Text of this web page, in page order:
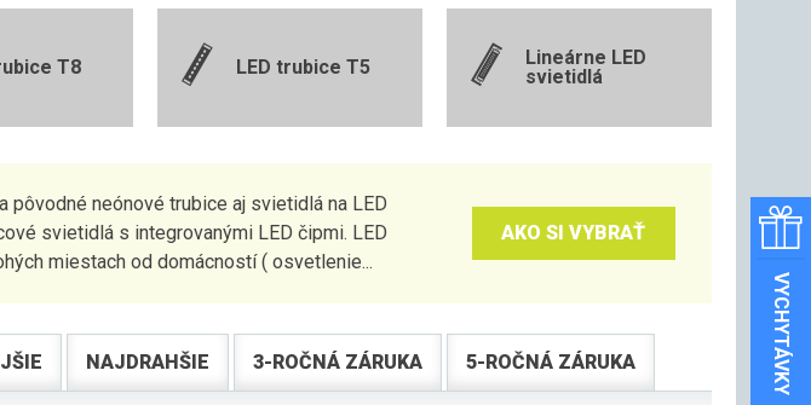
VYCHYTÁVKY
T8 LED trubice T5
Lineárne LED
svietidlá
pôvodné neónové trubice aj svietidlá na LED
svietidlá s integrovanými LED čipmi. LED
miestach od domácností ( osvetlenie...
AKO SI VYBRAŤ
NAJDRAHŠIE 3-ROČNÁ ZÁRUKA 5-ROČNÁ ZÁRUKA